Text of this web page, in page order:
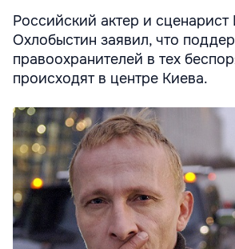
Российский актер и сценарист
Охлобыстин заявил, что
правоохранителей в тех
происходят в центре Киева.